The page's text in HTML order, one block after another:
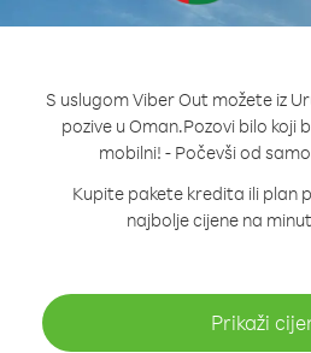
S uslugom Viber Out možete iz
pozive u Oman.Pozovi bilo koji
mobilni! - Počevši od
Kupite pakete kredita ili plan
najbolje cijene na
Prikaži